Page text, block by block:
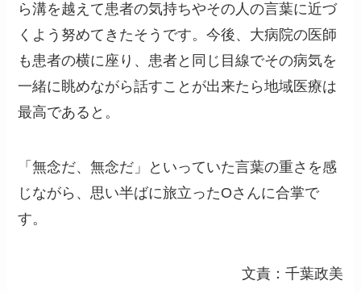
ら溝を越えて患者の気持ちやその人の言葉に近づ
くよう努めてきたそうです。今後、大病院の医師
も患者の横に座り、患者と同じ目線でその病気を
一緒に眺めながら話すことが出来たら地域医療は
最高であると。
「無念だ、無念だ」といっていた言葉の重さを感
じながら、思い半ばに旅立ったOさんに合掌で
す。
文責：千葉政美